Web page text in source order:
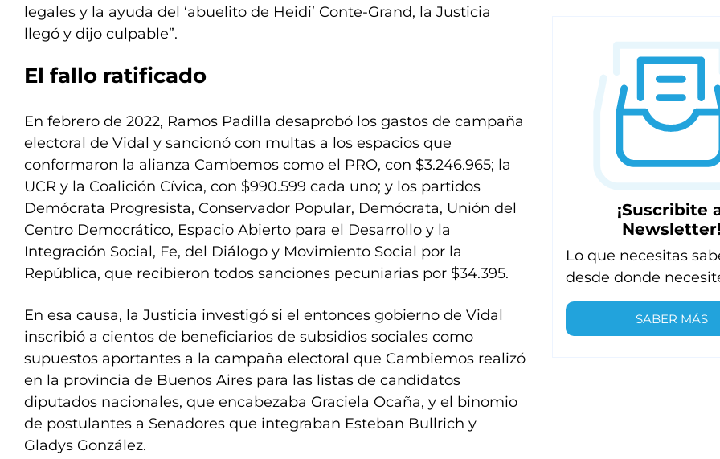
legales y la ayuda del ‘abuelito de Heidi’ Conte-Grand, la Justicia
llegó y dijo culpable”.
El fallo ratificado
En febrero de 2022, Ramos Padilla desaprobó los gastos de campaña
electoral de Vidal y sancionó con multas a los espacios que
conformaron la alianza Cambemos como el PRO, con $3.246.965; la
UCR y la Coalición Cívica, con $990.599 cada uno; y los partidos
Demócrata Progresista, Conservador Popular, Demócrata, Unión del
Centro Democrático, Espacio Abierto para el Desarrollo y la
Integración Social, Fe, del Diálogo y Movimiento Social por la
República, que recibieron todos sanciones pecuniarias por $34.395.
En esa causa, la Justicia investigó si el entonces gobierno de Vidal
inscribió a cientos de beneficiarios de subsidios sociales como
supuestos aportantes a la campaña electoral que Cambiemos realizó
en la provincia de Buenos Aires para las listas de candidatos
diputados nacionales, que encabezaba Graciela Ocaña, y el binomio
de postulantes a Senadores que integraban Esteban Bullrich y
Gladys González.
¡Suscribite
Lo que necesitas
desde donde
SABER MÁS